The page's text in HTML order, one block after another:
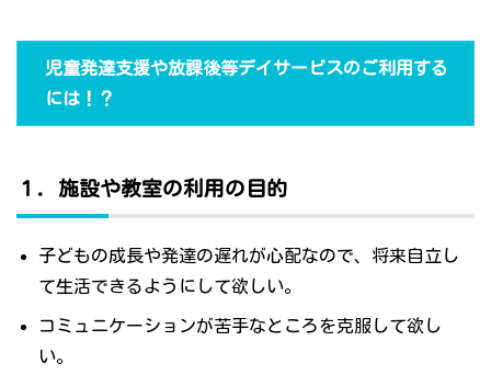
児童発達支援や放課後等デイサービスのご利用する
には！？
１．施設や教室の利用の目的
子どもの成長や発達の遅れが心配なので、将来自立し
て生活できるようにして欲しい。
コミュニケーションが苦手なところを克服して欲し
い。